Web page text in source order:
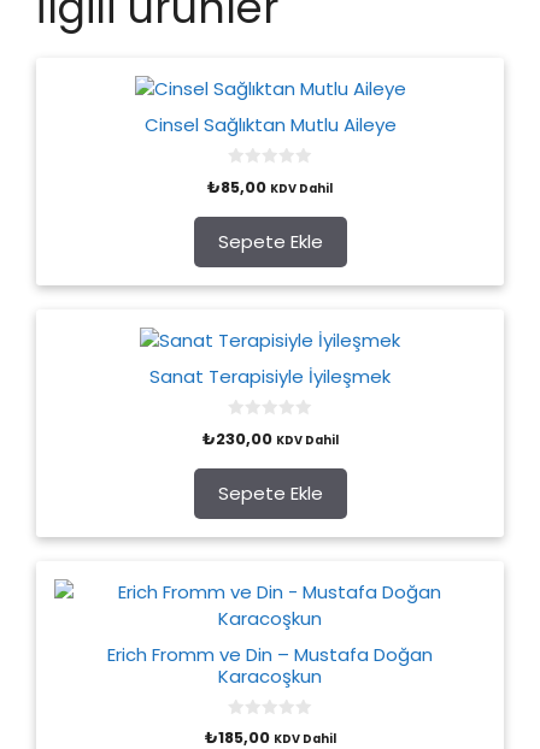
Cinsel Sağlıktan Mutlu Aileye
o
t
o
f
5
₺85,00 KDV Dahil
Sepete Ekle
Sanat Terapisiyle İyileşmek
o
t
o
f
5
₺230,00 KDV Dahil
Sepete Ekle
Erich Fromm ve Din – Mustafa Doğan
Karacoşkun
0
o
₺185,00 KDV Dahil